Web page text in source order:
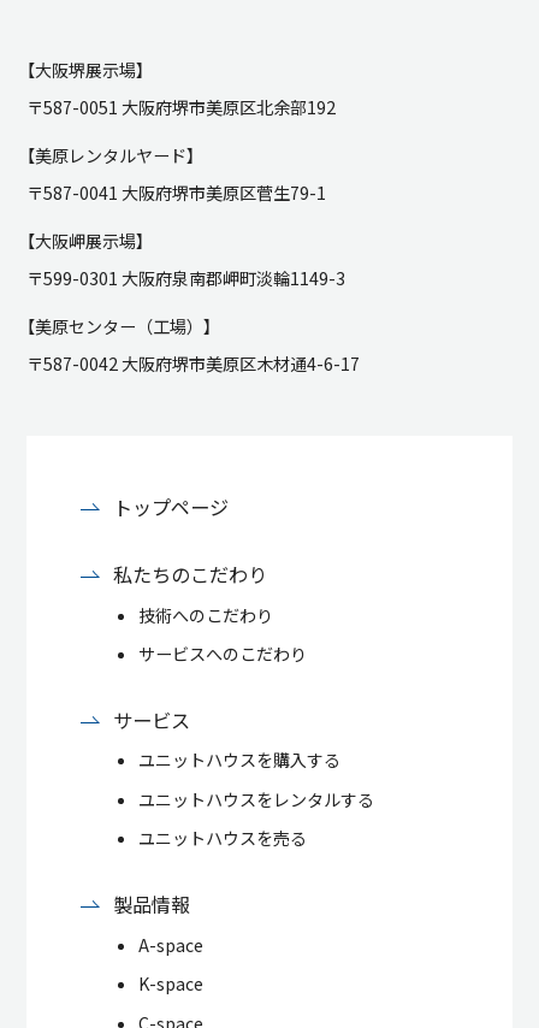
【大阪堺展示場】
〒587-0051 大阪府堺市美原区北余部192
【美原レンタルヤード】
〒587-0041 大阪府堺市美原区菅生79-1
【大阪岬展示場】
〒599-0301 大阪府泉南郡岬町淡輪1149-3
【美原センター（工場）】
〒587-0042 大阪府堺市美原区木材通4-6-17
トップページ
私たちのこだわり
技術へのこだわり
サービスへのこだわり
サービス
ユニットハウスを購入する
ユニットハウスをレンタルする
ユニットハウスを売る
製品情報
A-space
K-space
C-space